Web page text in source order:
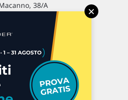
38/A
02 452 460 401
Chi siamo
e segnalazioni
Contattaci
×